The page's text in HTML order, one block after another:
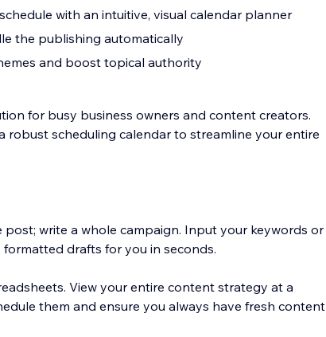
with an intuitive, visual calendar planner
the publishing automatically
and boost topical authority
for busy business owners and content creators.
scheduling calendar to streamline your entire
write a whole campaign. Input your keywords or
drafts for you in seconds.
View your entire content strategy at a
them and ensure you always have fresh content